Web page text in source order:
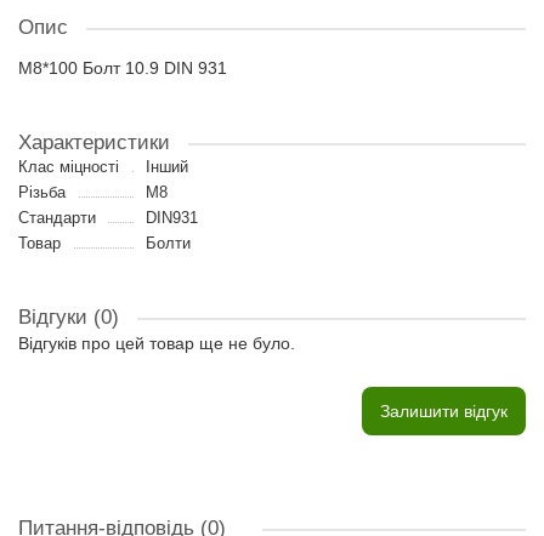
Опис
M8*100 Болт 10.9 DIN 931
Характеристики
Клас міцності
Інший
Різьба
M8
Стандарти
DIN931
Товар
Болти
Відгуки (0)
Відгуків про цей товар ще не було.
Залишити відгук
Питання-відповідь (0)